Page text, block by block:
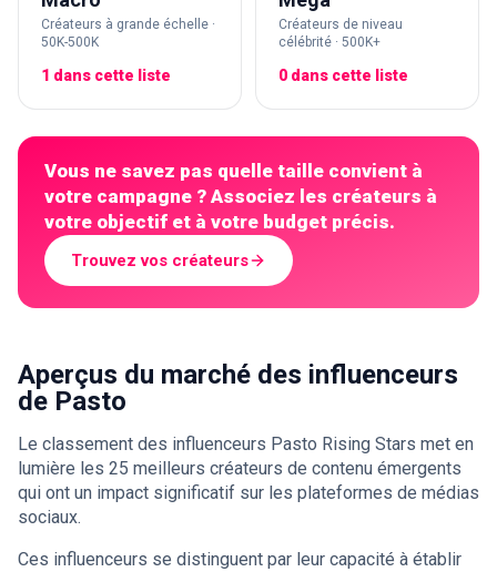
Créateurs à grande échelle ·
50K-500K
1 dans cette liste
Créateurs de niveau
célébrité · 500K+
0 dans cette liste
Vous ne savez pas quelle taille convient à
votre campagne ? Associez les créateurs à
votre objectif et à votre budget précis.
Trouvez vos créateurs
Aperçus du marché des influenceurs
de Pasto
Le classement des influenceurs Pasto Rising Stars met en
lumière les 25 meilleurs créateurs de contenu émergents
qui ont un impact significatif sur les plateformes de médias
sociaux.
Ces influenceurs se distinguent par leur capacité à établir